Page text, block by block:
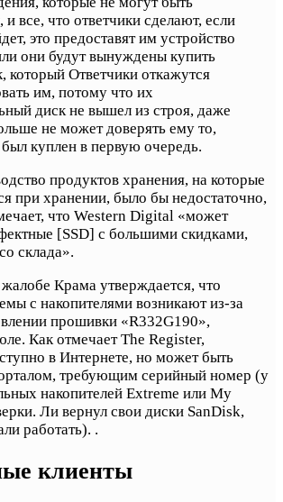
и все, что ответчики сделают, если
это предоставят им устройство
они будут вынуждены купить
который Ответчики откажутся
им, потому что их
диск не вышел из строя, даже
не может доверять ему то,
куплен в первую очередь.
продуктов хранения, на которые
при хранении, было бы недостаточно,
что Western Digital «может
[SSD] с большими скидками,
склада».
Крама утверждается, что
с накопителями возникают из-за
прошивки «R332G190»,
Как отмечает The Register,
в Интернете, но может быть
требующим серийный номер (у
накопителей Extreme или My
Ли вернул свои диски SanDisk,
работать). .
клиенты